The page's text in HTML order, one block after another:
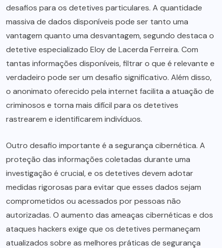
desafios para os detetives particulares. A quantidade
massiva de dados disponíveis pode ser tanto uma
vantagem quanto uma desvantagem, segundo destaca o
detetive especializado Eloy de Lacerda Ferreira. Com
tantas informações disponíveis, filtrar o que é relevante e
verdadeiro pode ser um desafio significativo. Além disso,
o anonimato oferecido pela internet facilita a atuação de
criminosos e torna mais difícil para os detetives
rastrearem e identificarem indivíduos.
Outro desafio importante é a segurança cibernética. A
proteção das informações coletadas durante uma
investigação é crucial, e os detetives devem adotar
medidas rigorosas para evitar que esses dados sejam
comprometidos ou acessados por pessoas não
autorizadas. O aumento das ameaças cibernéticas e dos
ataques hackers exige que os detetives permaneçam
atualizados sobre as melhores práticas de segurança